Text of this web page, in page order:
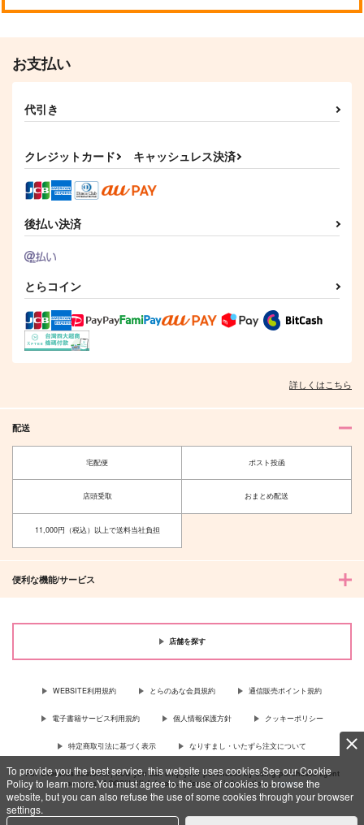
To provide you the best service, this website uses cookies.See our Cookie
Policy to learn more.You must agree to the use of cookies to browse the
website, but you can also refuse the use of some cookies through your browser
settings.
お支払い
代引き
クレジットカード キャッシュレス決済
後払い決済
とらコイン
詳しくはこちら
配送
宅配便 ポスト投函
店頭受取 おまとめ配送
11,000円（税込）以上で送料当社負担
便利な機能/サービス
店舗を探す
WEBSITE利用規約 とらのあな会員規約 通信販売ポイント規約
電子書籍サービス利用規約 個人情報保護方針 クッキーポリシー
特定商取引法に基づく表示 なりすまし・いたずら注文について
For Overseas customer, now you can ship your purchases by using purchases agent
services “AOCS”! Click {more…} for more information …more